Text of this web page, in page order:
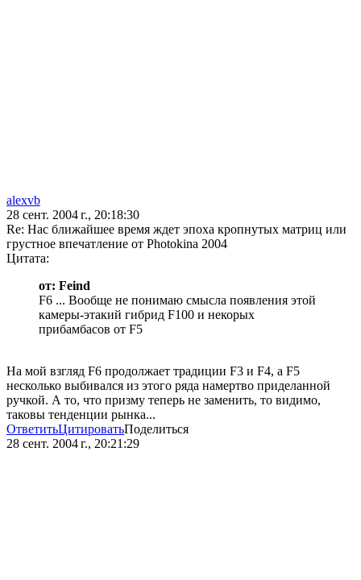
alexvb
28 сент. 2004 г., 20:18:30
Re: Нас ближайшее время ждет эпоха кропнутых матриц или
грустное впечатление от Photokina 2004
Цитата:
от: Feind
F6 ... Вообще не понимаю смысла появления этой
камеры-этакий гибрид F100 и некорых
прибамбасов от F5
На мой взгляд F6 продолжает традиции F3 и F4, а F5
несколько выбивался из этого ряда намертво приделанной
ручкой. А то, что призму теперь не заменить, то видимо,
таковы тенденции рынка...
ОтветитьЦитироватьПоделиться
28 сент. 2004 г., 20:21:29